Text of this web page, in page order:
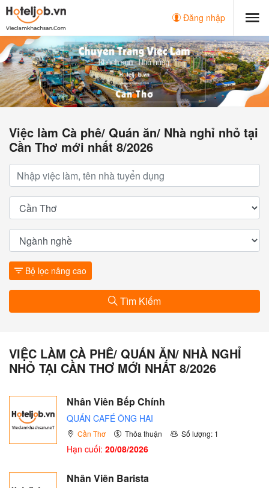
Đăng nhập
Việc làm Cà phê/ Quán ăn/ Nhà nghỉ nhỏ tại
Cần Thơ mới nhất 8/2026
Bộ lọc nâng cao
Tìm Kiếm
VIỆC LÀM CÀ PHÊ/ QUÁN ĂN/ NHÀ NGHỈ
NHỎ TẠI CẦN THƠ MỚI NHẤT 8/2026
Nhân Viên Bếp Chính
QUÁN CAFÉ ÔNG HAI
Cần Thơ Thỏa thuận Số lượng: 1
Hạn cuối: 20/08/2026
Nhân Viên Barista